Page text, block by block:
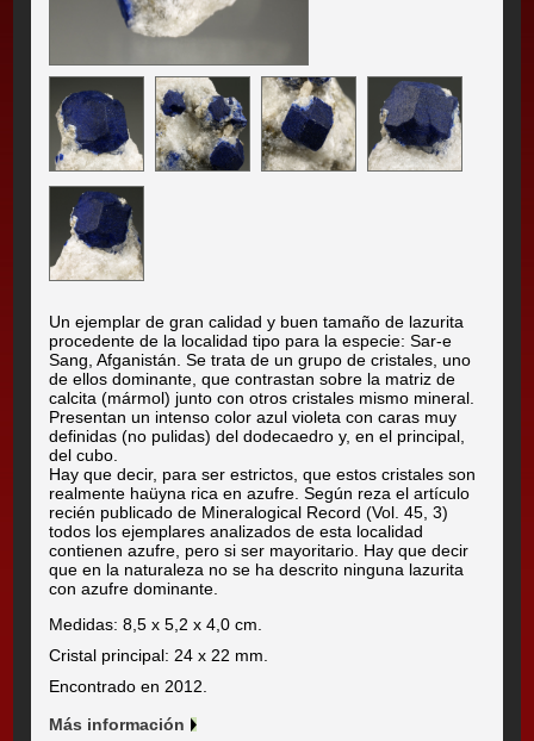
Un ejemplar de gran calidad y buen tamaño de lazurita
procedente de la localidad tipo para la especie: Sar-e
Sang, Afganistán. Se trata de un grupo de cristales, uno
de ellos dominante, que contrastan sobre la matriz de
calcita (mármol) junto con otros cristales mismo mineral.
Presentan un intenso color azul violeta con caras muy
definidas (no pulidas) del dodecaedro y, en el principal,
del cubo.
Hay que decir, para ser estrictos, que estos cristales son
realmente haüyna rica en azufre. Según reza el artículo
recién publicado de Mineralogical Record (Vol. 45, 3)
todos los ejemplares analizados de esta localidad
contienen azufre, pero si ser mayoritario. Hay que decir
que en la naturaleza no se ha descrito ninguna lazurita
con azufre dominante.
Medidas: 8,5 x 5,2 x 4,0 cm.
Cristal principal: 24 x 22 mm.
Encontrado en 2012.
Más información